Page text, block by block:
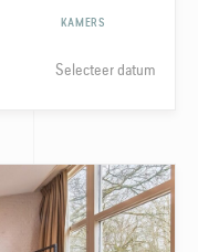
KAMERS
Selecteer datum